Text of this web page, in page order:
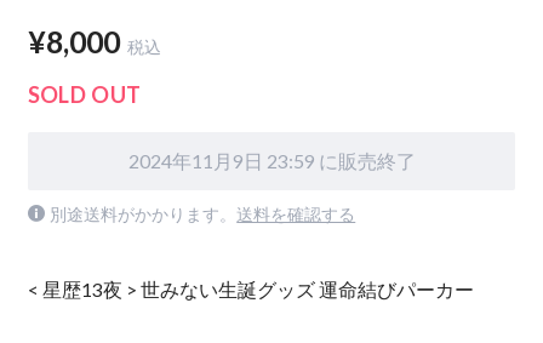
¥8,000 税込
SOLD OUT
2024年11月9日 23:59 に販売終了
別途送料がかかります。 送料を確認する
< 星歴13夜 > 世みない生誕グッズ 運命結びパーカー